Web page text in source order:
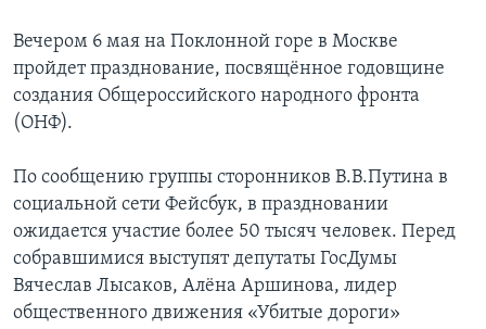
Вечером 6 мая на Поклонной горе в Москве
пройдет празднование, посвящённое годовщине
создания Общероссийского народного фронта
(ОНФ).
По сообщению группы сторонников В.В.Путина в
социальной сети Фейсбук, в праздновании
ожидается участие более 50 тысяч человек. Перед
собравшимися выступят депутаты ГосДумы
Вячеслав Лысаков, Алёна Аршинова, лидер
общественного движения «Убитые дороги»